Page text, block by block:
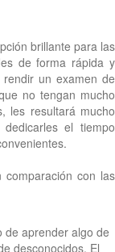
brillante para las
de forma rápida y
un examen de
no tengan mucho
les resultará mucho
el tiempo
comparación con las
de aprender algo de
desconocidos. El